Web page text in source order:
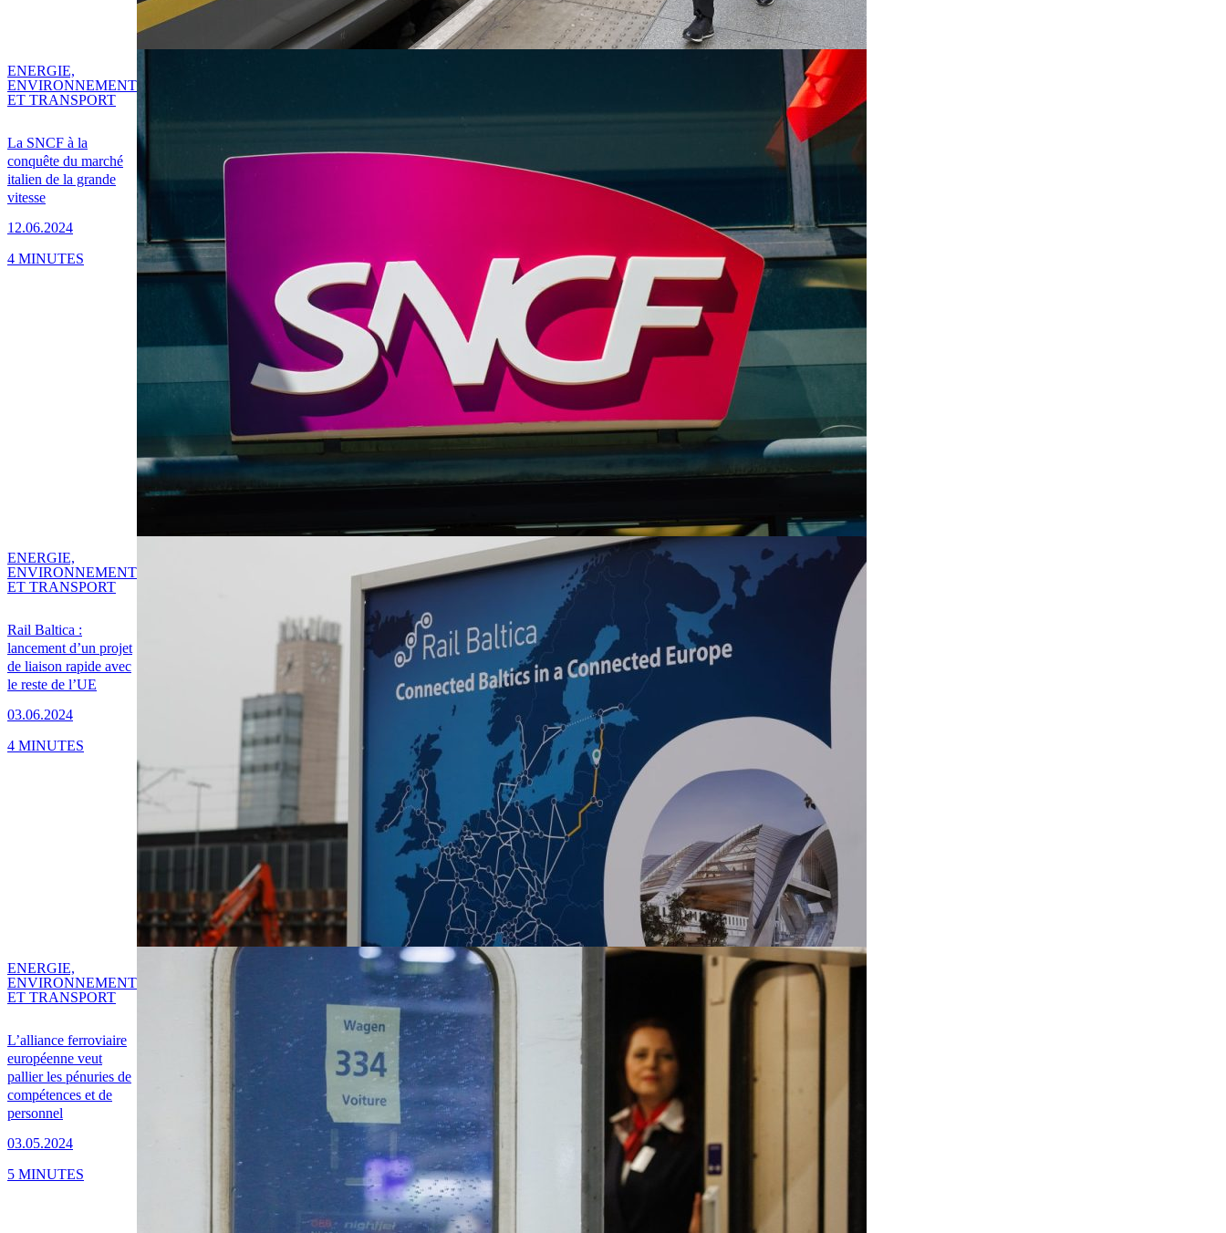
La SNCF à la
conquête du marché
italien de la grande
vitesse
12.06.2024
ENERGIE,
ENVIRONNEMENT
ET TRANSPORT
4 MINUTES
Rail Baltica :
lancement d’un projet
de liaison rapide avec
le reste de l’UE
03.06.2024
ENERGIE,
ENVIRONNEMENT
ET TRANSPORT
4 MINUTES
L’alliance ferroviaire
européenne veut
pallier les pénuries de
compétences et de
personnel
03.05.2024
ENERGIE,
ENVIRONNEMENT
ET TRANSPORT
5 MINUTES